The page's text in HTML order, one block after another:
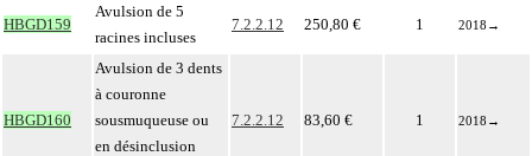
HBGD159
Avulsion de 5
racines incluses
7.2.2.12 250,80 € 1 2018 →
HBGD160
Avulsion de 3 dents
à couronne
sousmuqueuse ou
en désinclusion
7.2.2.12 83,60 € 1 2018 →